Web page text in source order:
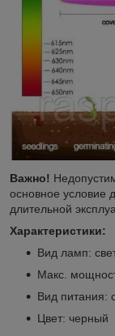
Важно!
основное условие
длительной
Характеристики:
Вид ламп:
Макс.
Вид питания:
Цвет: черный